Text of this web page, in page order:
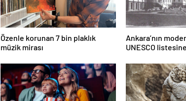
Özenle korunan 7 bin plaklık
müzik mirası
Ankara’nın
UNESCO
80 oldu